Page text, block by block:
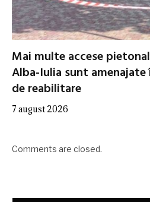
Mai multe accese
Alba-Iulia sunt
de reabilitare
7 august 2026
Comments are closed.